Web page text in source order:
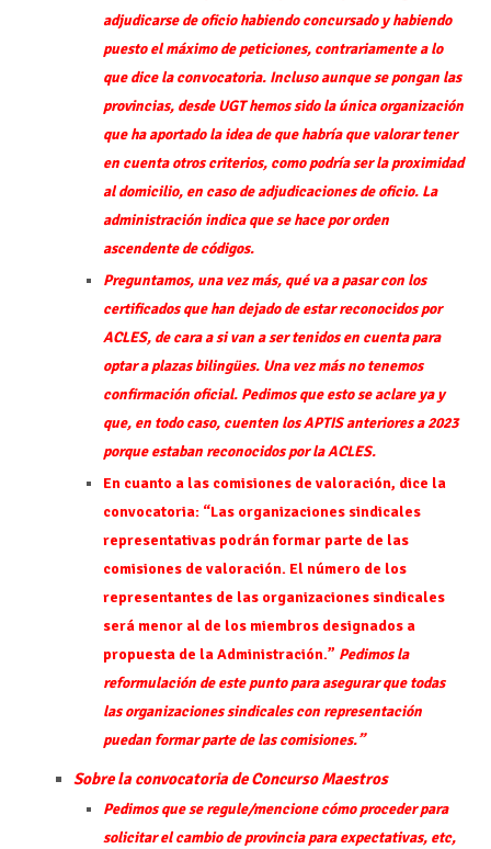
adjudicarse de oficio habiendo concursado y habiendo
puesto el máximo de peticiones, contrariamente a lo
que dice la convocatoria. Incluso aunque se pongan las
provincias, desde UGT hemos sido la única organización
que ha aportado la idea de que habría que valorar tener
en cuenta otros criterios, como podría ser la proximidad
al domicilio, en caso de adjudicaciones de oficio. La
administración indica que se hace por orden
ascendente de códigos.
Preguntamos, una vez más, qué va a pasar con los
certificados que han dejado de estar reconocidos por
ACLES, de cara a si van a ser tenidos en cuenta para
optar a plazas bilingües. Una vez más no tenemos
confirmación oficial. Pedimos que esto se aclare ya y
que, en todo caso, cuenten los APTIS anteriores a 2023
porque estaban reconocidos por la ACLES.
En cuanto a las comisiones de valoración, dice la
convocatoria: “Las organizaciones sindicales
representativas podrán formar parte de las
comisiones de valoración. El número de los
representantes de las organizaciones sindicales
será menor al de los miembros designados a
propuesta de la Administración.” Pedimos la
reformulación de este punto para asegurar que todas
las organizaciones sindicales con representación
puedan formar parte de las comisiones.”
Sobre la convocatoria de Concurso Maestros
Pedimos que se regule/mencione cómo proceder para
solicitar el cambio de provincia para expectativas, etc,